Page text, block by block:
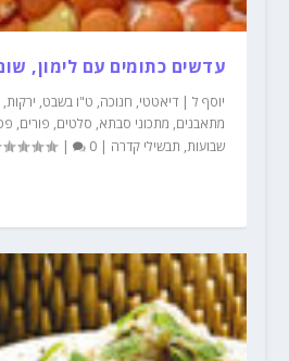
עדשים כתומים עם לימון,
יוסף ל| דיאטטי, חנוכה, ט"ו בשבט, ירקות,
מתאבנים, מתכוני סבתא, סלטים, פורים,
שבועות, תבשילי קדרה |
0
|